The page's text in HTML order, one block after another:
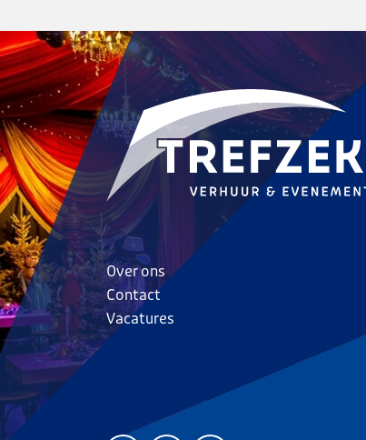
Over ons
Contact
Vacatures